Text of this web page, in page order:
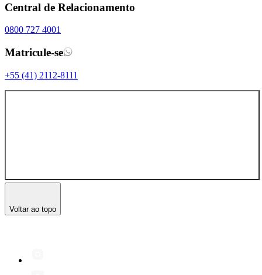
Central de Relacionamento
0800 727 4001
Matricule-se
+55 (41) 2112-8111
Voltar ao topo